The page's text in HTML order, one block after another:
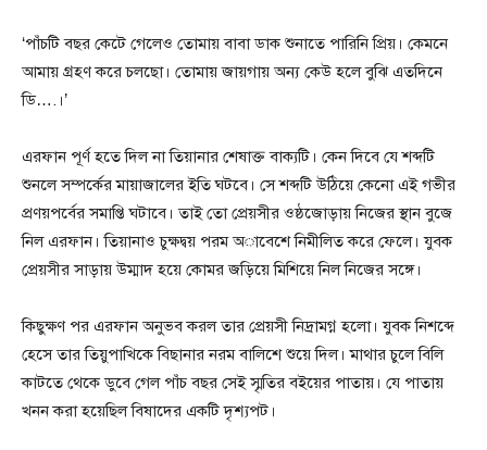
‘পাঁচটি বছর কেটে গেলেও তোমায় বাবা ডাক শুনাতে পারিনি প্রিয়। কেমনে
আমায় গ্রহণ করে চলছো। তোমায় জায়গায় অন্য কেউ হলে বুঝি এতদিনে
ডি….।’
এরফান পূর্ণ হতে দিল না তিয়ানার শেষাক্ত বাক্যটি। কেন দিবে যে শব্দটি
শুনলে সম্পর্কের মায়াজালের ইতি ঘটবে। সে শব্দটি উঠিয়ে কেনো এই গভীর
প্রণয়পর্বের সমাপ্তি ঘটাবে। তাই তো প্রেয়সীর ওষ্ঠজোড়ায় নিজের স্থান বুজে
নিল এরফান। তিয়ানাও চুক্ষদ্বয় পরম অাবেশে নিমীলিত করে ফেলে। যুবক
প্রেয়সীর সাড়ায় উম্মাদ হয়ে কোমর জড়িয়ে মিশিয়ে নিল নিজের সঙ্গে।
কিছুক্ষণ পর এরফান অনুভব করল তার প্রেয়সী নিদ্রামগ্ন হলো। যুবক নিশব্দে
হেসে তার তিয়ুপাখিকে বিছানার নরম বালিশে শুয়ে দিল। মাথার চুলে বিলি
কাটতে থেকে ডুবে গেল পাঁচ বছর সেই স্মৃতির বইয়ের পাতায়। যে পাতায়
খনন করা হয়েছিল বিষাদের একটি দৃশ্যপট।